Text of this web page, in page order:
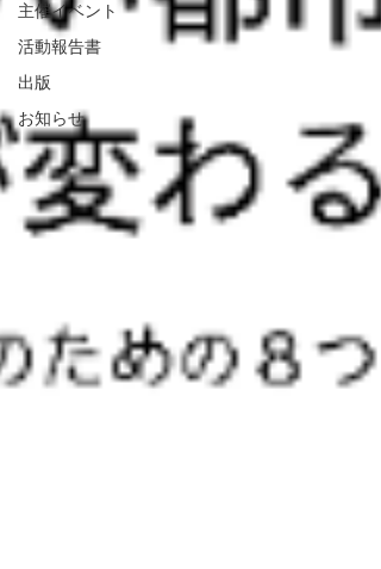
主催イベント
活動報告書
出版
お知らせ